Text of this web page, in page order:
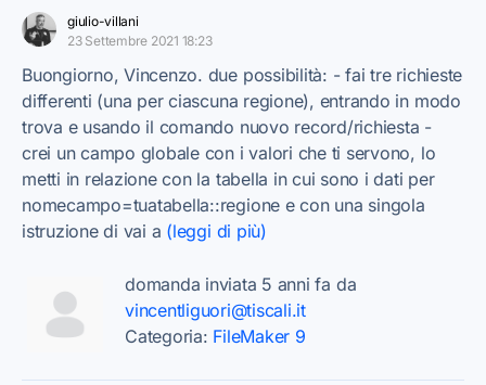
giulio-villani
23 Settembre 2021 18:23
Buongiorno, Vincenzo. due possibilità: - fai tre richieste
differenti (una per ciascuna regione), entrando in modo
trova e usando il comando nuovo record/richiesta -
crei un campo globale con i valori che ti servono, lo
metti in relazione con la tabella in cui sono i dati per
nomecampo=tuatabella::regione e con una singola
istruzione di vai a (leggi di più)
domanda inviata 5 anni fa da
vincentliguori@tiscali.it
Categoria: FileMaker 9